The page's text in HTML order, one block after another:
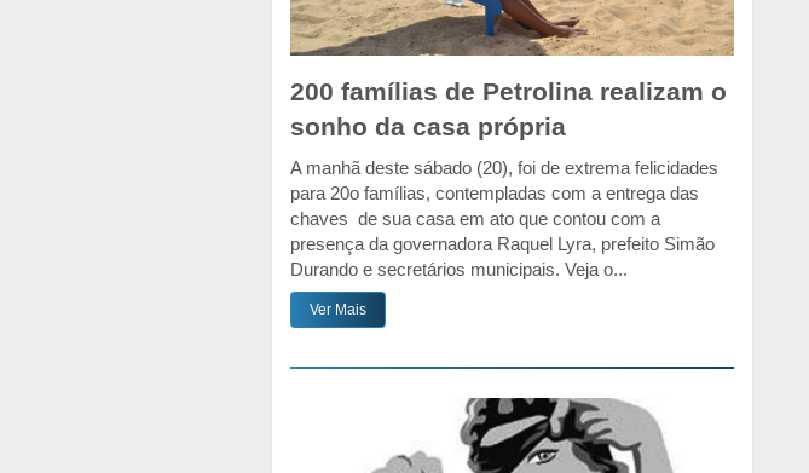
200 famílias de Petrolina realizam o
sonho da casa própria
A manhã deste sábado (20), foi de extrema felicidades
para 20o famílias, contempladas com a entrega das
chaves de sua casa em ato que contou com a
presença da governadora Raquel Lyra, prefeito Simão
Durando e secretários municipais. Veja o...
Ver Mais